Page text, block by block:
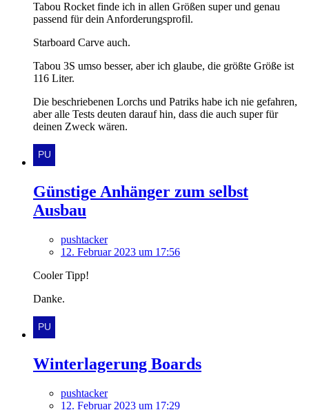
Tabou Rocket finde ich in allen Größen super und genau
passend für dein Anforderungsprofil.
Starboard Carve auch.
Tabou 3S umso besser, aber ich glaube, die größte Größe ist
116 Liter.
Die beschriebenen Lorchs und Patriks habe ich nie gefahren,
aber alle Tests deuten darauf hin, dass die auch super für
deinen Zweck wären.
Günstige Anhänger zum selbst
Ausbau
pushtacker
12. Februar 2023 um 17:56
Cooler Tipp!
Danke.
Winterlagerung Boards
pushtacker
12. Februar 2023 um 17:29